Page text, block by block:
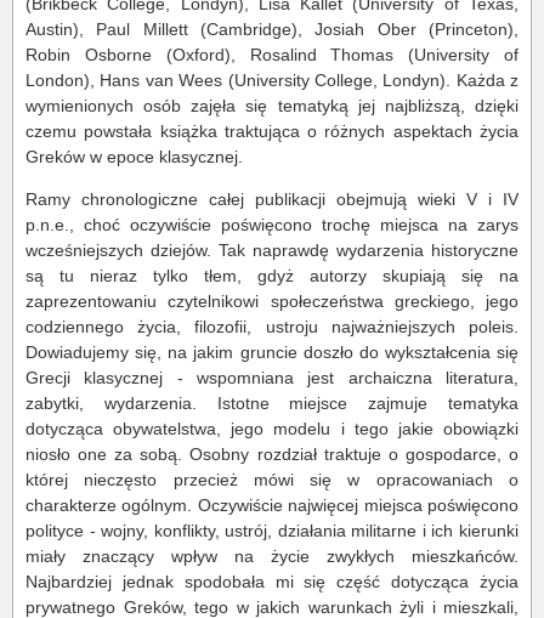
Austin), Paul Millett (Cambridge), Josiah Ober (Princeton),
Robin Osborne (Oxford), Rosalind Thomas (University of
London), Hans van Wees (University College, Londyn). Każda z
wymienionych osób zajęła się tematyką jej najbliższą, dzięki
czemu powstała książka traktująca o różnych aspektach życia
Greków w epoce klasycznej.
Ramy chronologiczne całej publikacji obejmują wieki V i IV
p.n.e., choć oczywiście poświęcono trochę miejsca na zarys
wcześniejszych dziejów. Tak naprawdę wydarzenia historyczne
są tu nieraz tylko tłem, gdyż autorzy skupiają się na
zaprezentowaniu czytelnikowi społeczeństwa greckiego, jego
codziennego życia, filozofii, ustroju najważniejszych poleis.
Dowiadujemy się, na jakim gruncie doszło do wykształcenia się
Grecji klasycznej - wspomniana jest archaiczna literatura,
zabytki, wydarzenia. Istotne miejsce zajmuje tematyka
dotycząca obywatelstwa, jego modelu i tego jakie obowiązki
niosło one za sobą. Osobny rozdział traktuje o gospodarce, o
której nieczęsto przecież mówi się w opracowaniach o
charakterze ogólnym. Oczywiście najwięcej miejsca poświęcono
polityce - wojny, konflikty, ustrój, działania militarne i ich kierunki
miały znaczący wpływ na życie zwykłych mieszkańców.
Najbardziej jednak spodobała mi się część dotycząca życia
prywatnego Greków, tego w jakich warunkach żyli i mieszkali,